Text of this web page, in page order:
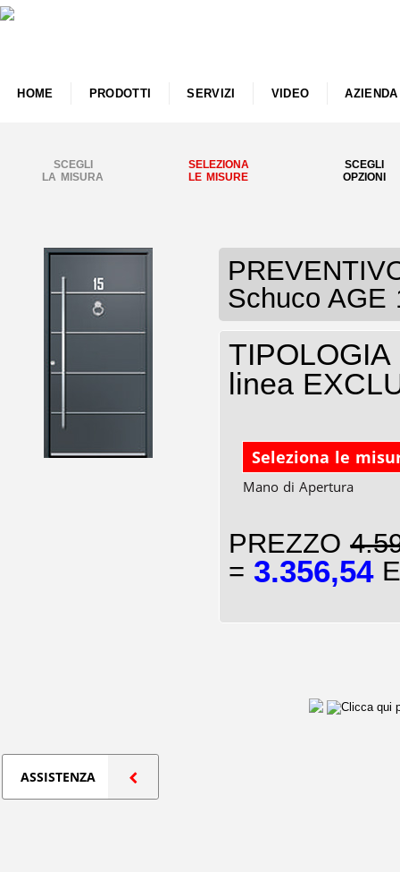
HOME PRODOTTI SERVIZI VIDEO AZIENDA
SCEGLI
LA MISURA
SELEZIONA
LE MISURE
SCEGLI
OPZIONI
Schuco AGE
linea
Seleziona le
Mano di Apertura
PREZZO
= 3.356,54
ASSISTENZA